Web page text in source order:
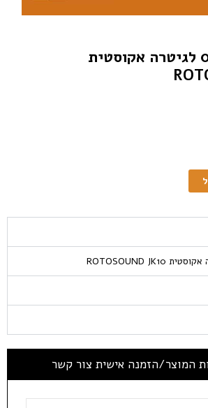
סט מיתרים 0.10 לגיטרה אקוסטית
המוצר/הזמנה אישית צור קשר